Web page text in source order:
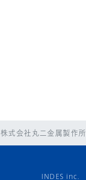
株式会社丸二金属製作所
INDES inc.